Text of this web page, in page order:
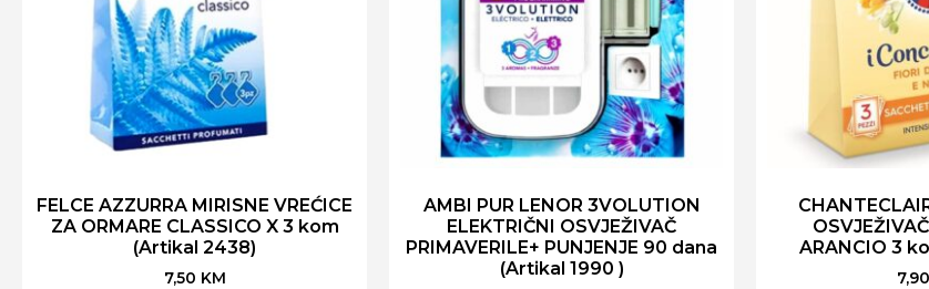
FELCE AZZURRA MIRISNE VREĆICE
ZA ORMARE CLASSICO X 3 kom
(Artikal 2438)
7,50 KM
AMBI PUR LENOR 3VOLUTION
ELEKTRIČNI OSVJEŽIVAČ
PRIMAVERILE+ PUNJENJE 90 dana
(Artikal 1990 )
ARANCIO 3
7,90